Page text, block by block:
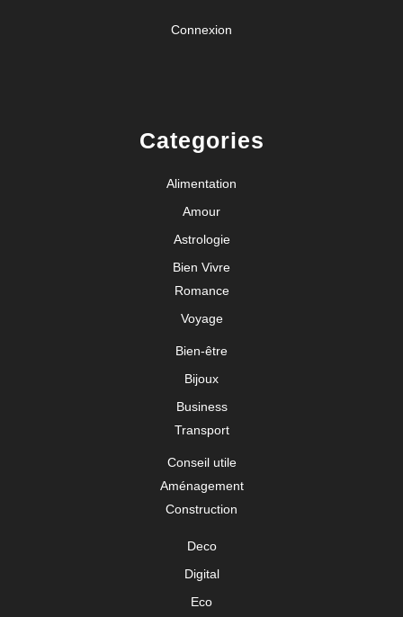
Connexion
Categories
Alimentation
Amour
Astrologie
Bien Vivre
Romance
Voyage
Bien-être
Bijoux
Business
Transport
Conseil utile
Aménagement
Construction
Deco
Digital
Eco